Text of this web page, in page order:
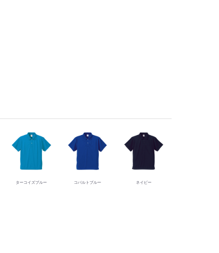
ターコイズブルー コバルトブルー ネイビー